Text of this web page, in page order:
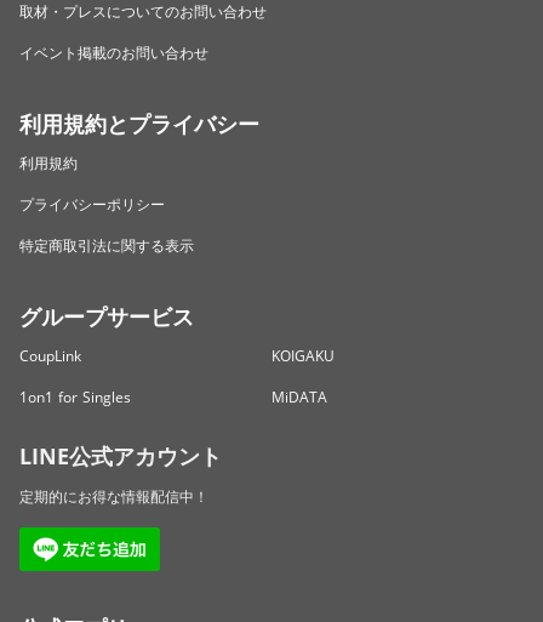
取材・プレスについてのお問い合わせ
イベント掲載のお問い合わせ
利用規約とプライバシー
利用規約
プライバシーポリシー
特定商取引法に関する表示
グループサービス
CoupLink
KOIGAKU
1on1 for Singles
MiDATA
LINE公式アカウント
定期的にお得な情報配信中！